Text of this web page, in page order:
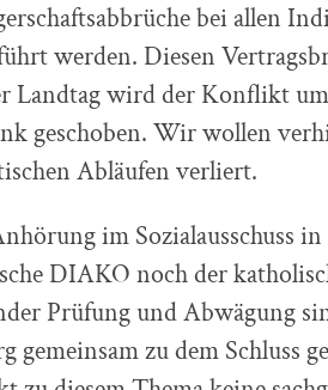
bei allen
werden. Diesen
Landtag wird der Konflikt um
geschoben. Wir wollen
Abläufen verliert.
im Sozialausschuss
DIAKO noch der
Prüfung und Abwägung
gemeinsam zu dem Schluss